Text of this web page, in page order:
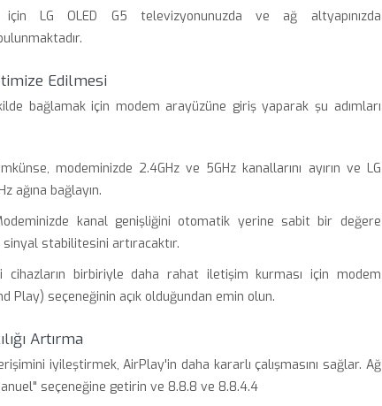
için LG OLED G5 televizyonunuzda ve ağ altyapınızda
Edilmesi
bağlamak için modem arayüzüne giriş yaparak şu adımları
modeminizde 2.4GHz ve 5GHz kanallarını ayırın ve LG
ağına bağlayın.
kanal genişliğini otomatik yerine sabit bir değere
stabilitesini artıracaktır.
cihazların birbiriyle daha rahat iletişim kurması için modem
Play) seçeneğinin açık olduğundan emin olun.
Artırma
iyileştirmek, AirPlay'in daha kararlı çalışmasını sağlar. Ağ
seçeneğine getirin ve 8.8.8 ve 8.8.4.4